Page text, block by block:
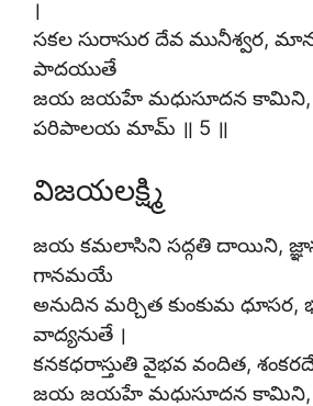
।
సకల సురాసుర దేవ మునీశ్వర,
పాదయుతే
జయ జయహే మధుసూదన కామిని,
పరిపాలయ మామ్ ॥ 5 ॥
విజయలక్ష్మి
జయ కమలాసిని సద్గతి దాయిని,
గానమయే
అనుదిన మర్చిత కుంకుమ
వాద్యనుతే ।
కనకధరాస్తుతి వైభవ వందిత,
జయ జయహే మధుసూదన కామిని,